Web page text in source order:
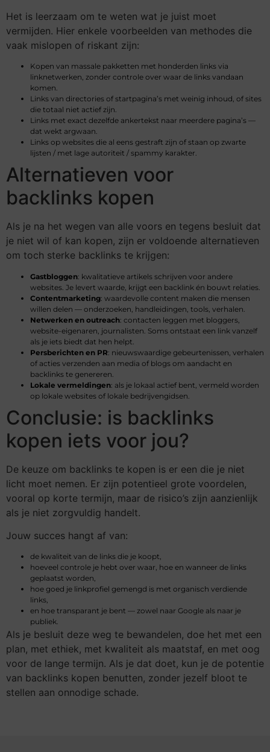
Het is leerzaam om te weten wat je juist moet
vermijden. Hier enkele voorbeelden van methodes die
vaak mislopen of riskant zijn:
Kopen van massale pakketten met honderden links via
linknetwerken, zonder controle over waar de links vandaan
komen.
Links van directories of startpagina’s met weinig inhoud, of sites
die totaal niet actief zijn.
Links met exact dezelfde ankertekst naar meerdere pagina’s —
dat wekt argwaan.
Links op websites die al eens gestraft zijn of staan op zwarte
lijsten / met lage autoriteit / spammy karakter.
Alternatieven voor
backlinks kopen
Als je na het wegen van alle voors en tegens besluit dat
je niet wil of kan kopen, zijn er voldoende alternatieven
om toch sterke backlinks te krijgen:
Gastbloggen: kwalitatieve artikels schrijven voor andere
websites. Je levert waarde, krijgt een backlink én bouwt relaties.
Contentmarketing: waardevolle content maken die mensen
willen delen — onderzoeken, handleidingen, tools, verhalen.
Netwerken en outreach: contacten leggen met bloggers,
website-eigenaren, journalisten. Soms ontstaat een link vanzelf
als je iets biedt dat hen helpt.
Persberichten en PR: nieuwswaardige gebeurtenissen, verhalen
of acties verzenden aan media of blogs om aandacht en
backlinks te genereren.
Lokale vermeldingen: als je lokaal actief bent, vermeld worden
op lokale websites of lokale bedrijvengidsen.
Conclusie: is backlinks
kopen iets voor jou?
De keuze om backlinks te kopen is er een die je niet
licht moet nemen. Er zijn potentieel grote voordelen,
vooral op korte termijn, maar de risico’s zijn aanzienlijk
als je niet zorgvuldig handelt.
Jouw succes hangt af van:
de kwaliteit van de links die je koopt,
hoeveel controle je hebt over waar, hoe en wanneer de links
geplaatst worden,
hoe goed je linkprofiel gemengd is met organisch verdiende
links,
en hoe transparant je bent — zowel naar Google als naar je
publiek.
Als je besluit deze weg te bewandelen, doe het met een
plan, met ethiek, met kwaliteit als maatstaf, en met oog
voor de lange termijn. Als je dat doet, kun je de potentie
van backlinks kopen benutten, zonder jezelf bloot te
stellen aan onnodige schade.